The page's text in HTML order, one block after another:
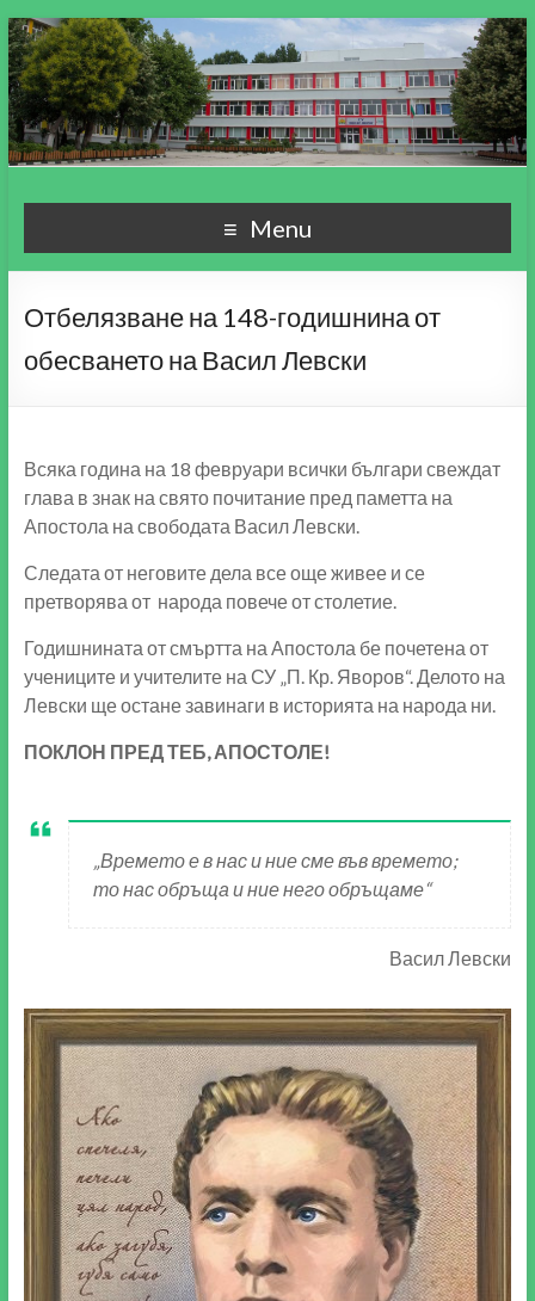
СУ "Пейо Кр. Яворов"
гр. Варна
Училище, мой свят чудесен!
Menu
Отбелязване на 148-годишнина от
обесването на Васил Левски
Всяка година на 18 февруари всички българи свеждат
глава в знак на свято почитание пред паметта на
Апостола на свободата Васил Левски.
Следата от неговите дела все още живее и се
претворява от народа повече от столетие.
Годишнината от смъртта на Апостола бе почетена от
учениците и учителите на СУ „П. Кр. Яворов“. Делото на
Левски ще остане завинаги в историята на народа ни.
ПОКЛОН ПРЕД ТЕБ, АПОСТОЛЕ!
„Времето е в нас и ние сме във времето;
то нас обръща и ние него обръщаме“
Васил Левски